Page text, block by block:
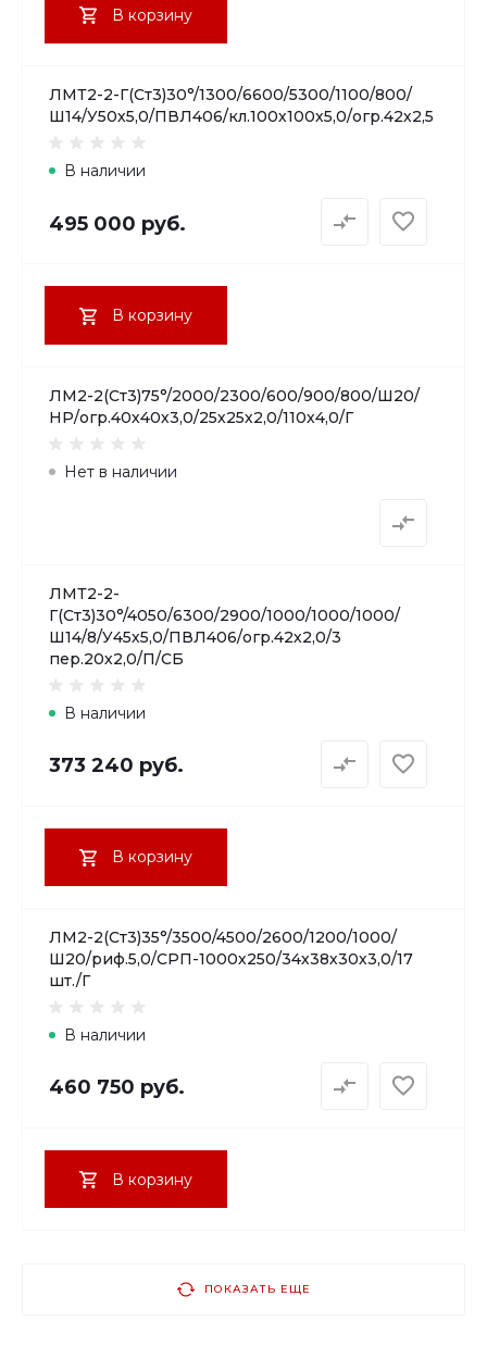
В корзину
ЛМТ2-2-Г(Ст3)30°/1300/6600/5300/1100/800/
Ш14/У50х5,0/ПВЛ406/кл.100х100х5,0/огр.42х2,5
В наличии
495 000 руб.
В корзину
ЛМ2-2(Ст3)75°/2000/2300/600/900/800/Ш20/
НР/огр.40х40х3,0/25х25х2,0/110х4,0/Г
Нет в наличии
ЛМТ2-2-
Г(Ст3)30°/4050/6300/2900/1000/1000/1000/
Ш14/8/У45х5,0/ПВЛ406/огр.42х2,0/3
пер.20х2,0/П/СБ
В наличии
373 240 руб.
В корзину
ЛМ2-2(Ст3)35°/3500/4500/2600/1200/1000/
Ш20/риф.5,0/СРП-1000х250/34х38х30х3,0/17
шт./Г
В наличии
460 750 руб.
В корзину
ПОКАЗАТЬ ЕЩЕ